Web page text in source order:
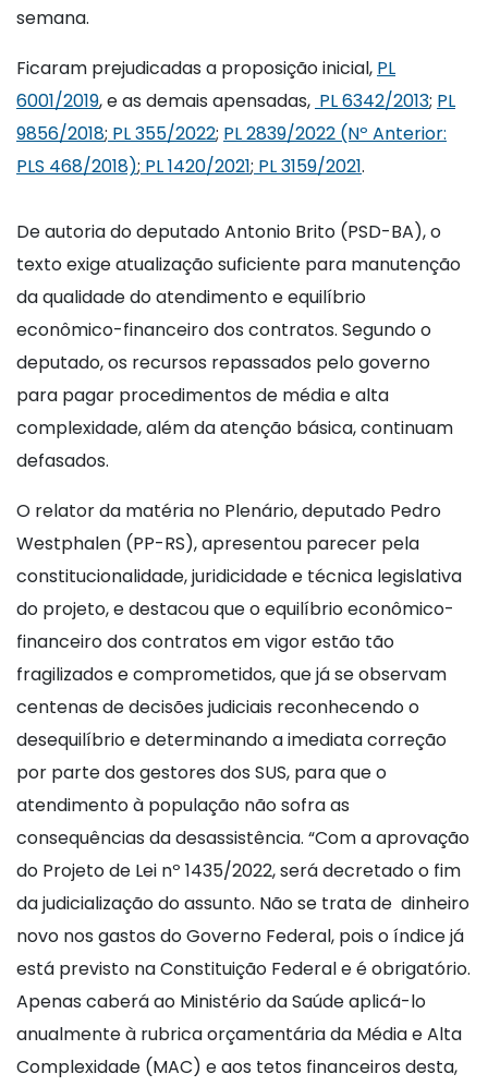
semana.
Ficaram prejudicadas a proposição inicial, PL
6001/2019, e as demais apensadas, PL 6342/2013; PL
9856/2018; PL 355/2022; PL 2839/2022 (Nº Anterior:
PLS 468/2018); PL 1420/2021; PL 3159/2021.
De autoria do deputado Antonio Brito (PSD-BA), o
texto exige atualização suficiente para manutenção
da qualidade do atendimento e equilíbrio
econômico-financeiro dos contratos. Segundo o
deputado, os recursos repassados pelo governo
para pagar procedimentos de média e alta
complexidade, além da atenção básica, continuam
defasados.
O relator da matéria no Plenário, deputado Pedro
Westphalen (PP-RS), apresentou parecer pela
constitucionalidade, juridicidade e técnica legislativa
do projeto, e destacou que o equilíbrio econômico-
financeiro dos contratos em vigor estão tão
fragilizados e comprometidos, que já se observam
centenas de decisões judiciais reconhecendo o
desequilíbrio e determinando a imediata correção
por parte dos gestores dos SUS, para que o
atendimento à população não sofra as
consequências da desassistência. “Com a aprovação
do Projeto de Lei nº 1435/2022, será decretado o fim
da judicialização do assunto. Não se trata de dinheiro
novo nos gastos do Governo Federal, pois o índice já
está previsto na Constituição Federal e é obrigatório.
Apenas caberá ao Ministério da Saúde aplicá-lo
anualmente à rubrica orçamentária da Média e Alta
Complexidade (MAC) e aos tetos financeiros desta,